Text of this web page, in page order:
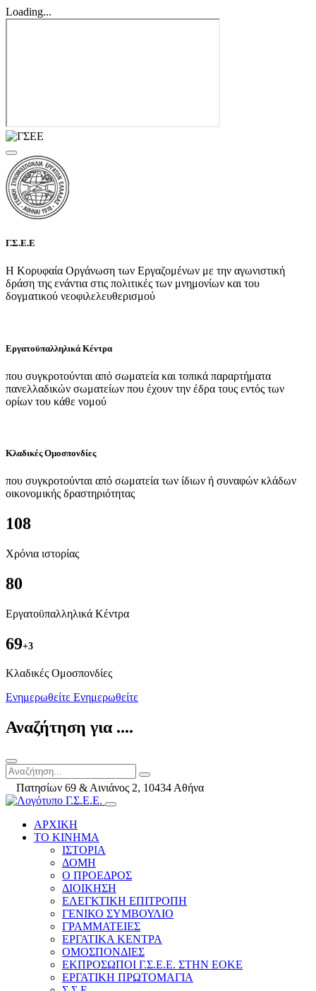
Loading...
Γ.Σ.Ε.Ε
Η Κορυφαία Οργάνωση των Εργαζομένων με την αγωνιστική
δράση της ενάντια στις πολιτικές των μνημονίων και του
δογματικού νεοφιλελευθερισμού
Εργατοϋπαλληλικά Κέντρα
που συγκροτούνται από σωματεία και τοπικά παραρτήματα
πανελλαδικών σωματείων που έχουν την έδρα τους εντός των
ορίων του κάθε νομού
Κλαδικές Ομοσπονδίες
που συγκροτούνται από σωματεία των ίδιων ή συναφών κλάδων
οικονομικής δραστηριότητας
108
Χρόνια ιστορίας
80
Εργατοϋπαλληλικά Κέντρα
69+3
Kλαδικές Ομοσπονδίες
Ενημερωθείτε Ενημερωθείτε
Αναζήτηση για ....
Πατησίων 69 & Αινιάνος 2, 10434 Αθήνα
ΑΡΧΙΚΗ
ΤΟ ΚΙΝΗΜΑ
ΙΣΤΟΡΙΑ
ΔΟΜΗ
Ο ΠΡΟΕΔΡΟΣ
ΔΙΟΙΚΗΣΗ
ΕΛΕΓΚΤΙΚΗ ΕΠΙΤΡΟΠΗ
ΓΕΝΙΚΟ ΣΥΜΒΟΥΛΙΟ
ΓΡΑΜΜΑΤΕΙΕΣ
ΕΡΓΑΤΙΚΑ ΚΕΝΤΡΑ
ΟΜΟΣΠΟΝΔΙΕΣ
ΕΚΠΡΟΣΩΠΟΙ Γ.Σ.Ε.Ε. ΣΤΗΝ ΕΟΚΕ
ΕΡΓΑΤΙΚΗ ΠΡΩΤΟΜΑΓΙΑ